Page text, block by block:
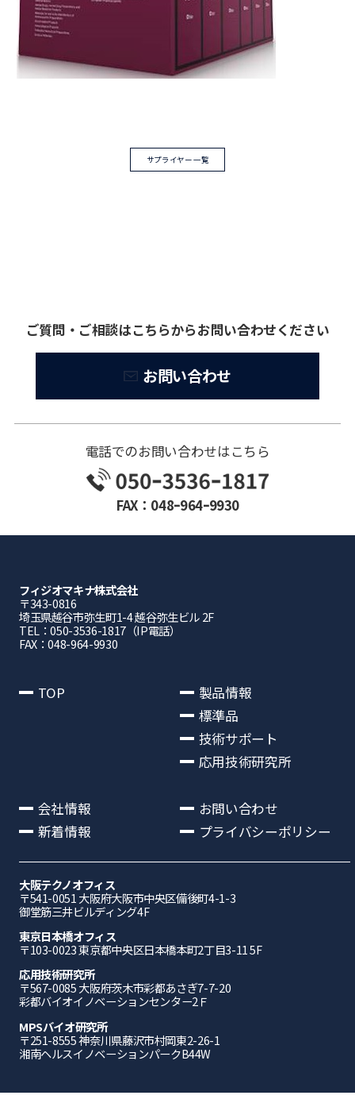
サプライヤー 一覧
ご質問・ご相談はこちらからお問い合わせください
お問い合わせ
電話でのお問い合わせはこちら
FAX：048ｰ964ｰ9930
フィジオマキナ株式会社
〒343-0816
埼⽟県越⾕市弥⽣町1-4 越⾕弥⽣ビル 2F
TEL：050-3536-1817（IP電話）
FAX：048-964-9930
TOP
製品情報
標準品
技術サポート
応用技術研究所
会社情報
新着情報
お問い合わせ
プライバシーポリシー
大阪テクノオフィス
〒541-0051 ⼤阪府⼤阪市中央区備後町4-1-3
御堂筋三井ビルディング4F
東京日本橋オフィス
〒103-0023 東京都中央区日本橋本町2丁目3-11 5F
応⽤技術研究所
〒567-0085 ⼤阪府茨⽊市彩都あさぎ7-7-20
彩都バイオイノベーションセンター2Ｆ
MPSバイオ研究所
〒251-8555 神奈川県藤沢市村岡東2-26-1
湘南ヘルスイノベーションパークB44W